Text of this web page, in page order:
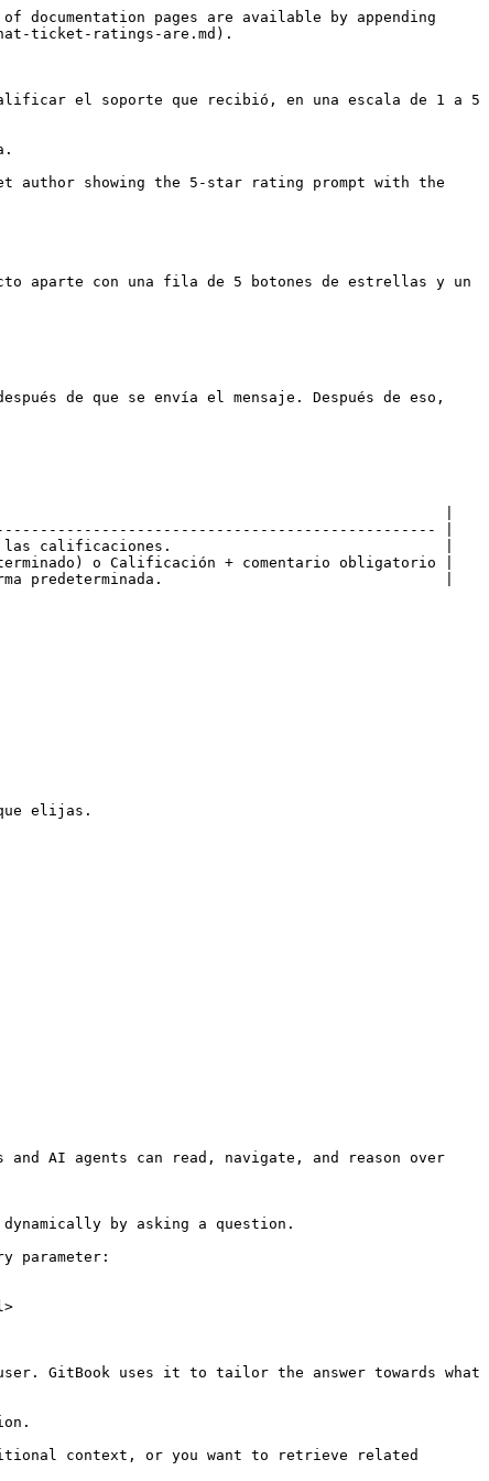
pages are available by appending
ticket-ratings-are.md).
el soporte que recibió, en una escala de 1 a 5
author showing the 5-star rating prompt with the
aparte con una fila de 5 botones de estrellas y un
de que se envía el mensaje. Después de eso,
|
|
las calificaciones.                               |
o Calificación + comentario obligatorio |
forma predeterminada.                                |
elijas.
AI agents can read, navigate, and reason over
by asking a question.
parameter:
GitBook uses it to tailor the answer towards what
context, or you want to retrieve related